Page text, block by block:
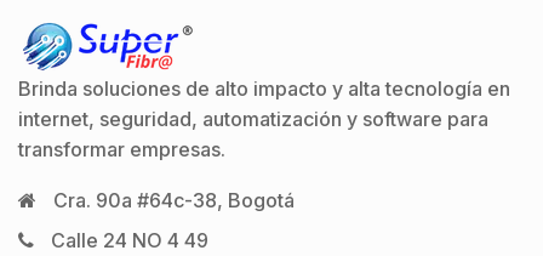
Brinda soluciones de alto impacto y alta tecnología en
internet, seguridad, automatización y software para
transformar empresas.
Cra. 90a #64c-38, Bogotá
Calle 24 NO 4 49